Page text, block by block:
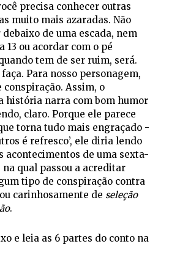
precisa conhecer outras
muito mais azaradas. Não
de uma escada, nem
13 ou acordar com o pé
tem de ser ruim, será.
Para nosso personagem,
Assim, o
história narra com bom humor
claro. Porque ele parece
torna tudo mais engraçado -
é refresco’, ele diria lendo
acontecimentos de uma sexta-
qual passou a acreditar
tipo de conspiração contra
carinhosamente de seleção
.
e leia as 6 partes do conto na